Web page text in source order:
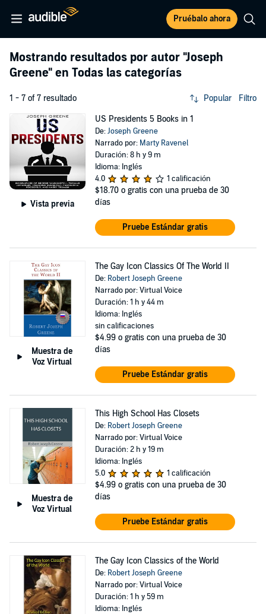
Pruébalo ahora
Mostrando resultados por autor "Joseph
Greene" en Todas las categorías
1 - 7 of 7 resultado Popular Filtro
Vista previa
US Presidents 5 Books in 1
De:Joseph Greene
Narrado por: Marty Ravenel
Duración: 8 h y 9 m
Idioma: Inglés
4.0
1 calificación
$18.70 o gratis con una prueba de 30
días
Pruebe Estándar gratis
Muestra de
Voz Virtual
The Gay Icon Classics Of The World II
De: Robert Joseph Greene
Narrado por: Virtual Voice
Duración: 1 h y 44 m
Idioma: Inglés
sin calificaciones
$4.99 o gratis con una prueba de 30
días
Pruebe Estándar gratis
Muestra de
Voz Virtual
This High School Has Closets
De: Robert Joseph Greene
Narrado por: Virtual Voice
Duración: 2 h y 19 m
Idioma: Inglés
5.0
1 calificación
$4.99 o gratis con una prueba de 30
días
Pruebe Estándar gratis
The Gay Icon Classics of the World
De: Robert Joseph Greene
Narrado por: Virtual Voice
Duración: 1 h y 59 m
Idioma: Inglés